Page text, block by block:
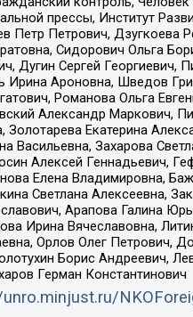
прессы, Институт
Петр Петрович, Дзугкоева
Сидорович Ольга
Дугин Сергей Георгиевич,
Ирина Ароновна, Шведов
Романова Ольга
Александр Маркович,
Золотарева Екатерина
Васильевна, Захарова
Алексей Геннадьевич,
Елена Владимировна,
Светлана Алексеевна,
Арапова Галина
Ирина Вячеславовна,
Орлов Олег Петрович,
Борис Андреевич,
Герман Константинович